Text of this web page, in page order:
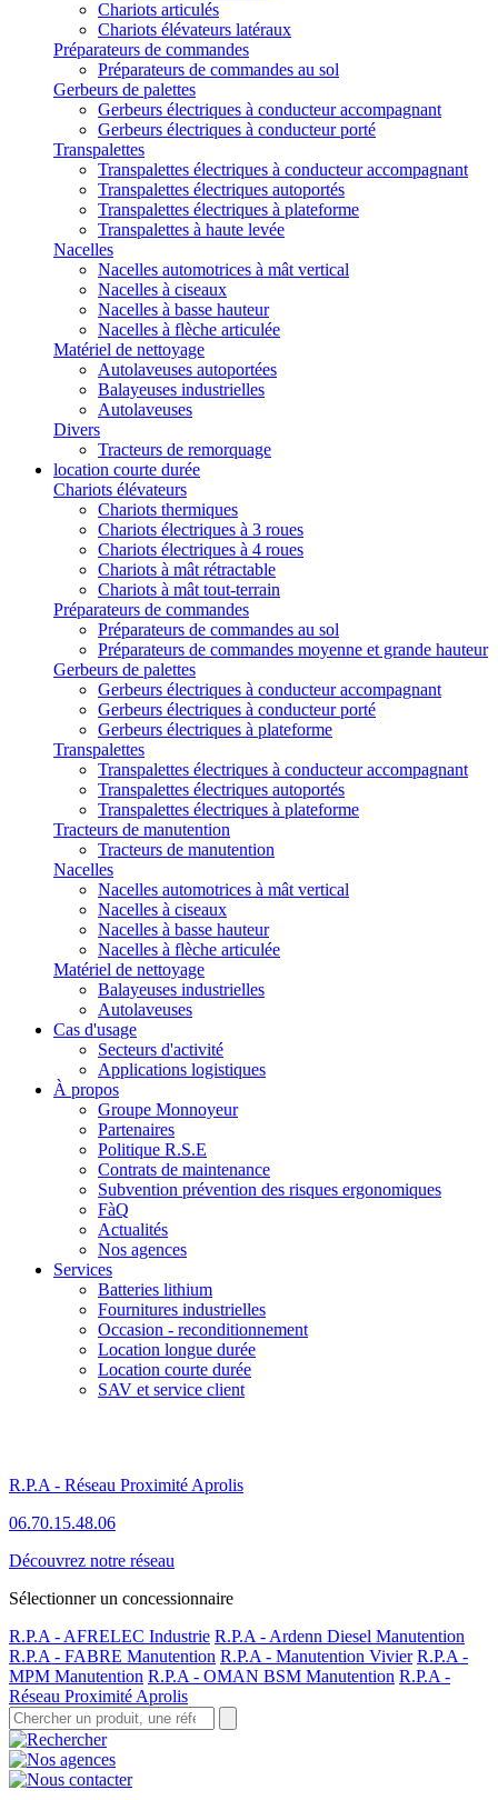
Chariots articulés
Chariots élévateurs latéraux
Préparateurs de commandes
Préparateurs de commandes au sol
Gerbeurs de palettes
Gerbeurs électriques à conducteur accompagnant
Gerbeurs électriques à conducteur porté
Transpalettes
Transpalettes électriques à conducteur accompagnant
Transpalettes électriques autoportés
Transpalettes électriques à plateforme
Transpalettes à haute levée
Nacelles
Nacelles automotrices à mât vertical
Nacelles à ciseaux
Nacelles à basse hauteur
Nacelles à flèche articulée
Matériel de nettoyage
Autolaveuses autoportées
Balayeuses industrielles
Autolaveuses
Divers
Tracteurs de remorquage
location courte durée
Chariots élévateurs
Chariots thermiques
Chariots électriques à 3 roues
Chariots électriques à 4 roues
Chariots à mât rétractable
Chariots à mât tout-terrain
Préparateurs de commandes
Préparateurs de commandes au sol
Préparateurs de commandes moyenne et grande hauteur
Gerbeurs de palettes
Gerbeurs électriques à conducteur accompagnant
Gerbeurs électriques à conducteur porté
Gerbeurs électriques à plateforme
Transpalettes
Transpalettes électriques à conducteur accompagnant
Transpalettes électriques autoportés
Transpalettes électriques à plateforme
Tracteurs de manutention
Tracteurs de manutention
Nacelles
Nacelles automotrices à mât vertical
Nacelles à ciseaux
Nacelles à basse hauteur
Nacelles à flèche articulée
Matériel de nettoyage
Balayeuses industrielles
Autolaveuses
Cas d'usage
Secteurs d'activité
Applications logistiques
À propos
Groupe Monnoyeur
Partenaires
Politique R.S.E
Contrats de maintenance
Subvention prévention des risques ergonomiques
FàQ
Actualités
Nos agences
Services
Batteries lithium
Fournitures industrielles
Occasion - reconditionnement
Location longue durée
Location courte durée
SAV et service client
R.P.A - Réseau Proximité Aprolis
06.70.15.48.06
Découvrez notre réseau
Sélectionner un concessionnaire
R.P.A - AFRELEC Industrie R.P.A - Ardenn Diesel Manutention
R.P.A - FABRE Manutention R.P.A - Manutention Vivier R.P.A -
MPM Manutention R.P.A - OMAN BSM Manutention R.P.A -
Réseau Proximité Aprolis